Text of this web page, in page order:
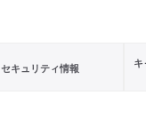
セキュリティ情報
キ